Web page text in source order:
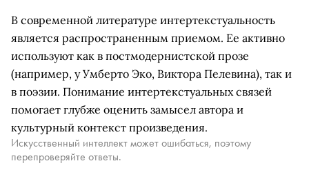
В современной литературе интертекстуальность
является распространенным приемом. Ее активно
используют как в постмодернистской прозе
(например, у Умберто Эко, Виктора Пелевина), так и
в поэзии. Понимание интертекстуальных связей
помогает глубже оценить замысел автора и
культурный контекст произведения.
Искусственный интеллект может ошибаться, поэтому
перепроверяйте ответы.